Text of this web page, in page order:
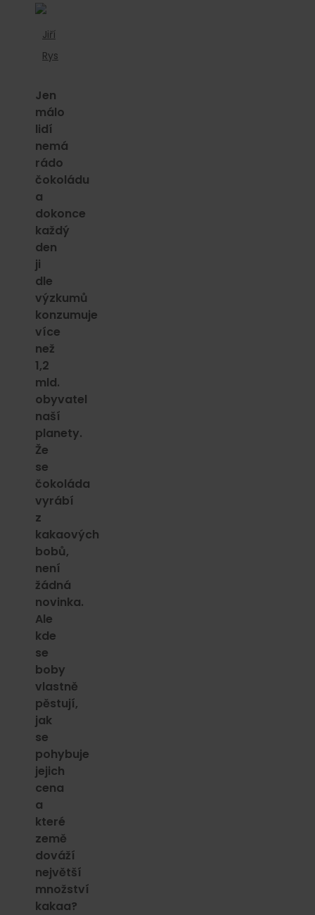
Jiří
Rys
Jen
málo
lidí
nemá
rádo
čokoládu
a
dokonce
každý
den
ji
dle
výzkumů
konzumuje
více
než
1,2
mld.
obyvatel
naší
planety.
Že
se
čokoláda
vyrábí
z
kakaových
bobů,
není
žádná
novinka.
Ale
kde
se
boby
vlastně
pěstují,
jak
se
pohybuje
jejich
cena
a
které
země
dováží
největší
množství
kakaa?